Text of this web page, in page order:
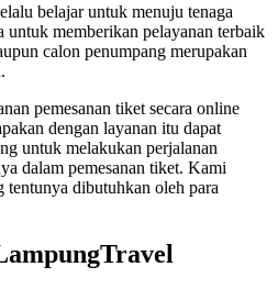
belajar untuk menuju tenaga
untuk memberikan pelayanan terbaik
calon penumpang merupakan
pemesanan tiket secara online
dengan layanan itu dapat
untuk melakukan perjalanan
dalam pemesanan tiket. Kami
dibutuhkan oleh para